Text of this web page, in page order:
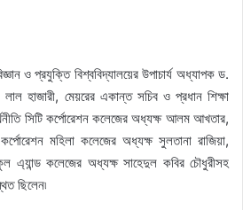
ও প্রযুক্তি বিশ্ববিদ্যালয়ের উপাচার্য অধ্যাপক ড.
হাজারী, মেয়রের একান্ত সচিব ও প্রধান শিক্ষা
সিটি কর্পোরেশন কলেজের অধ্যক্ষ আলম আখতার,
মহিলা কলেজের অধ্যক্ষ সুলতানা রাজিয়া,
এ্যান্ড কলেজের অধ্যক্ষ সাহেদুল কবির চৌধুরীসহ
ছিলেন৷